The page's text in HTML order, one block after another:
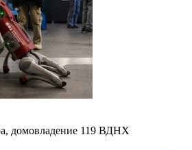
домовладение 119 ВДНХ